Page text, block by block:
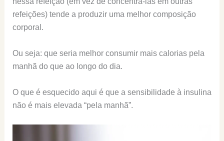
refeições) tende a produzir uma melhor composição
corporal.
Ou seja: que seria melhor consumir mais calorias pela
manhã do que ao longo do dia.
O que é esquecido aqui é que a sensibilidade à insulina
não é mais elevada “pela manhã”.